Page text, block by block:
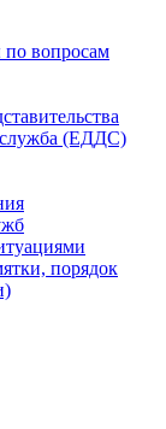
вопросам
служба (ЕДДС)
порядок